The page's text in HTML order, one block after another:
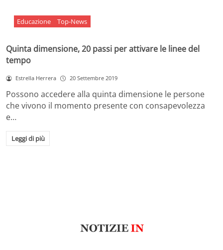
Educazione Top-News
Quinta dimensione, 20 passi per attivare le linee del
tempo
Estrella Herrera 20 Settembre 2019
Possono accedere alla quinta dimensione le persone
che vivono il momento presente con consapevolezza
e…
Leggi di più